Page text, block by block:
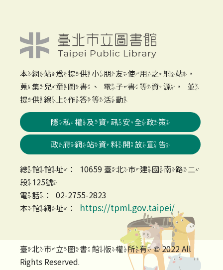
本網站為提供小朋友使用之網站，
蒐集兒童圖書、電子書等資源，並
提供線上作答等活動
隱私權及資訊安全政策
政府網站資料開放宣告
總館館址：10659 臺北市建國南路二
段125號
電話：02-2755-2823
本館網址：
https://tpml.gov.taipei/
臺北市立圖書館版權所有 © 2022 All
Rights Reserved.